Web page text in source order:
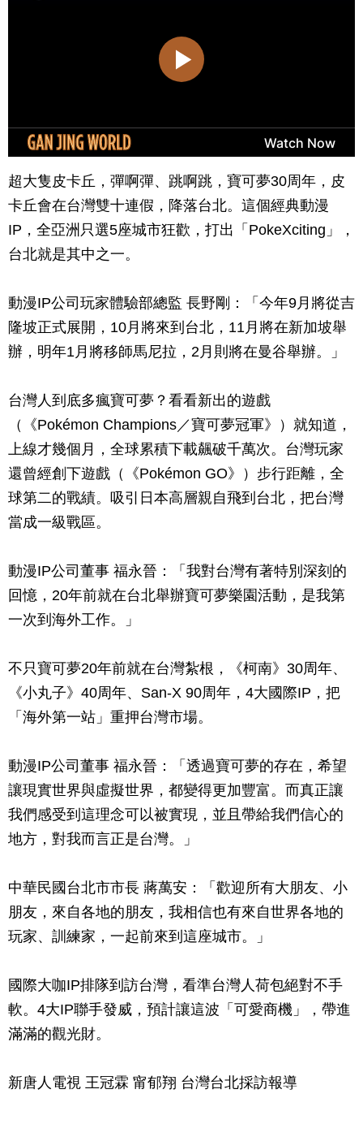
超大隻皮卡丘，彈啊彈、跳啊跳，寶可夢30周年，皮
卡丘會在台灣雙十連假，降落台北。這個經典動漫
IP，全亞洲只選5座城市狂歡，打出「PokeXciting」，
台北就是其中之一。
動漫IP公司玩家體驗部總監 長野剛：「今年9月將從吉
隆坡正式展開，10月將來到台北，11月將在新加坡舉
辦，明年1月將移師馬尼拉，2月則將在曼谷舉辦。」
台灣人到底多瘋寶可夢？看看新出的遊戲
（《Pokémon Champions／寶可夢冠軍》）就知道，
上線才幾個月，全球累積下載飆破千萬次。台灣玩家
還曾經創下遊戲（《Pokémon GO》）步行距離，全
球第二的戰績。吸引日本高層親自飛到台北，把台灣
當成一級戰區。
動漫IP公司董事 福永晉：「我對台灣有著特別深刻的
回憶，20年前就在台北舉辦寶可夢樂園活動，是我第
一次到海外工作。」
不只寶可夢20年前就在台灣紮根，《柯南》30周年、
《小丸子》40周年、San-X 90周年，4大國際IP，把
「海外第一站」重押台灣市場。
動漫IP公司董事 福永晉：「透過寶可夢的存在，希望
讓現實世界與虛擬世界，都變得更加豐富。而真正讓
我們感受到這理念可以被實現，並且帶給我們信心的
地方，對我而言正是台灣。」
中華民國台北市市長 蔣萬安：「歡迎所有大朋友、小
朋友，來自各地的朋友，我相信也有來自世界各地的
玩家、訓練家，一起前來到這座城市。」
國際大咖IP排隊到訪台灣，看準台灣人荷包絕對不手
軟。4大IP聯手發威，預計讓這波「可愛商機」，帶進
滿滿的觀光財。
新唐人電視 王冠霖 甯郁翔 台灣台北採訪報導